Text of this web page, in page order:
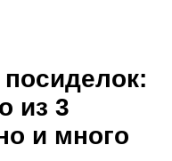
из 3
и много